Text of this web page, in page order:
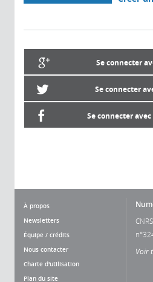
Se connecter
Se connecter
Se connecter
À propos
Newsletters
Équipe / crédits
Nous contacter
Charte d'utilisation
Plan du site
Voir